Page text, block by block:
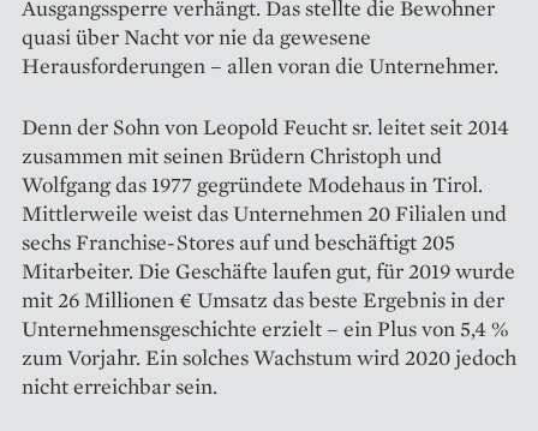
Ausgangssperre verhängt. Das stellte die Bewohner
quasi über Nacht vor nie da gewesene
Herausforderungen – allen voran die Unternehmer.
Denn der Sohn von Leopold Feucht sr. leitet seit 2014
zusammen mit seinen Brüdern Christoph und
Wolfgang das 1977 gegründete Modehaus in Tirol.
Mittlerweile weist das Unternehmen 20 Filialen und
sechs Franchise-Stores auf und beschäftigt 205
Mitarbeiter. Die Geschäfte laufen gut, für 2019 wurde
mit 26 Millionen € Umsatz das beste Ergebnis in der
Unternehmensgeschichte erzielt – ein Plus von 5,4 %
zum Vorjahr. Ein solches Wachstum wird 2020 jedoch
nicht erreichbar sein.